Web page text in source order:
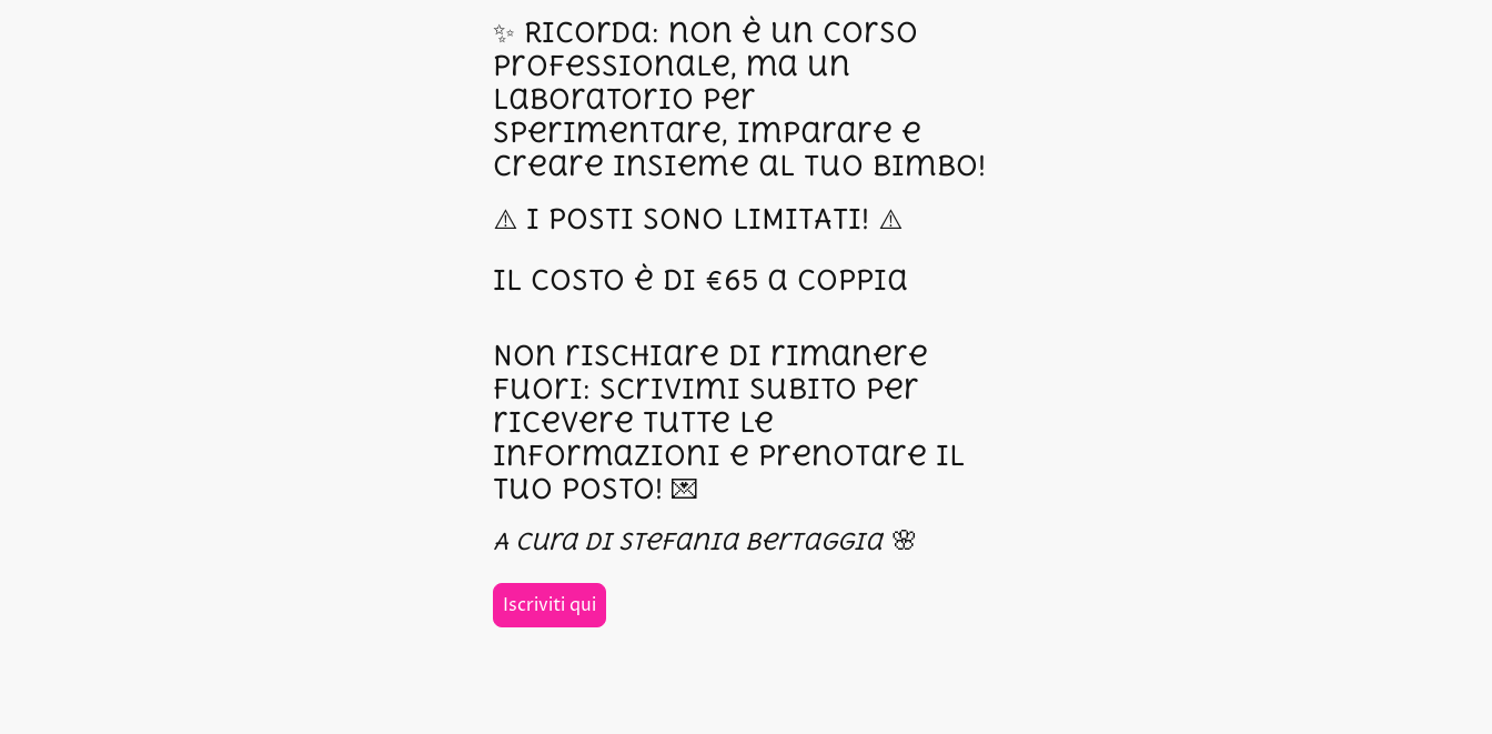
✨ Ricorda: non è un corso
professionale, ma un
laboratorio per
sperimentare, imparare e
creare insieme al tuo bimbo!
⚠️ I POSTI SONO LIMITATI! ⚠️
Il costo è di €65 a coppia
Non rischiare di rimanere
fuori: scrivimi subito per
ricevere tutte le
informazioni e prenotare il
tuo posto! 💌
A cura di Stefania Bertaggia🌸
Iscriviti qui